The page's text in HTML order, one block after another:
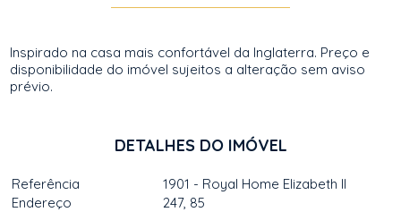
Inspirado na casa mais confortável da Inglaterra. Preço e
disponibilidade do imóvel sujeitos a alteração sem aviso
prévio.
DETALHES DO IMÓVEL
Referência
1901 - Royal Home Elizabeth II
Endereço
247, 85